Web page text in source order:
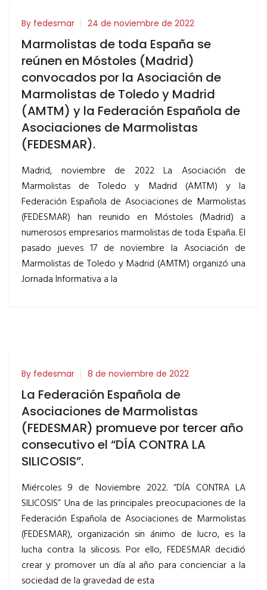
By fedesmar 24 de noviembre de 2022
Marmolistas de toda España se
reúnen en Móstoles (Madrid)
convocados por la Asociación de
Marmolistas de Toledo y Madrid
(AMTM) y la Federación Española de
Asociaciones de Marmolistas
(FEDESMAR).
Madrid, noviembre de 2022 La Asociación de
Marmolistas de Toledo y Madrid (AMTM) y la
Federación Española de Asociaciones de Marmolistas
(FEDESMAR) han reunido en Móstoles (Madrid) a
numerosos empresarios marmolistas de toda España. El
pasado jueves 17 de noviembre la Asociación de
Marmolistas de Toledo y Madrid (AMTM) organizó una
Jornada Informativa a la
By fedesmar 8 de noviembre de 2022
La Federación Española de
Asociaciones de Marmolistas
(FEDESMAR) promueve por tercer año
consecutivo el “DÍA CONTRA LA
SILICOSIS”.
Miércoles 9 de Noviembre 2022. “DÍA CONTRA LA
SILICOSIS” Una de las principales preocupaciones de la
Federación Española de Asociaciones de Marmolistas
(FEDESMAR), organización sin ánimo de lucro, es la
lucha contra la silicosis. Por ello, FEDESMAR decidió
crear y promover un día al año para concienciar a la
sociedad de la gravedad de esta